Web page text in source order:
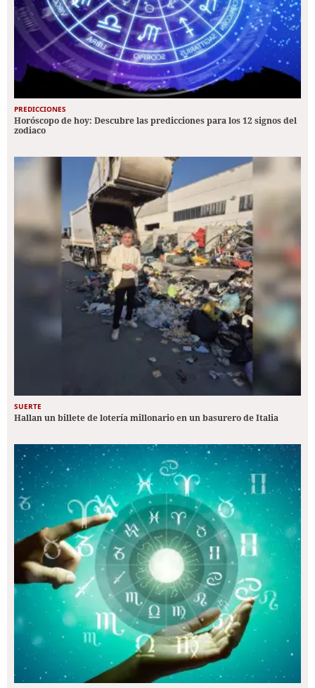
PREDICCIONES
Horóscopo de hoy: Descubre las predicciones para los 12 signos del
zodiaco
SUERTE
Hallan un billete de lotería millonario en un basurero de Italia